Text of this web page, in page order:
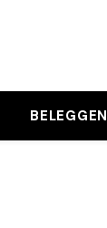
BELEGGEN